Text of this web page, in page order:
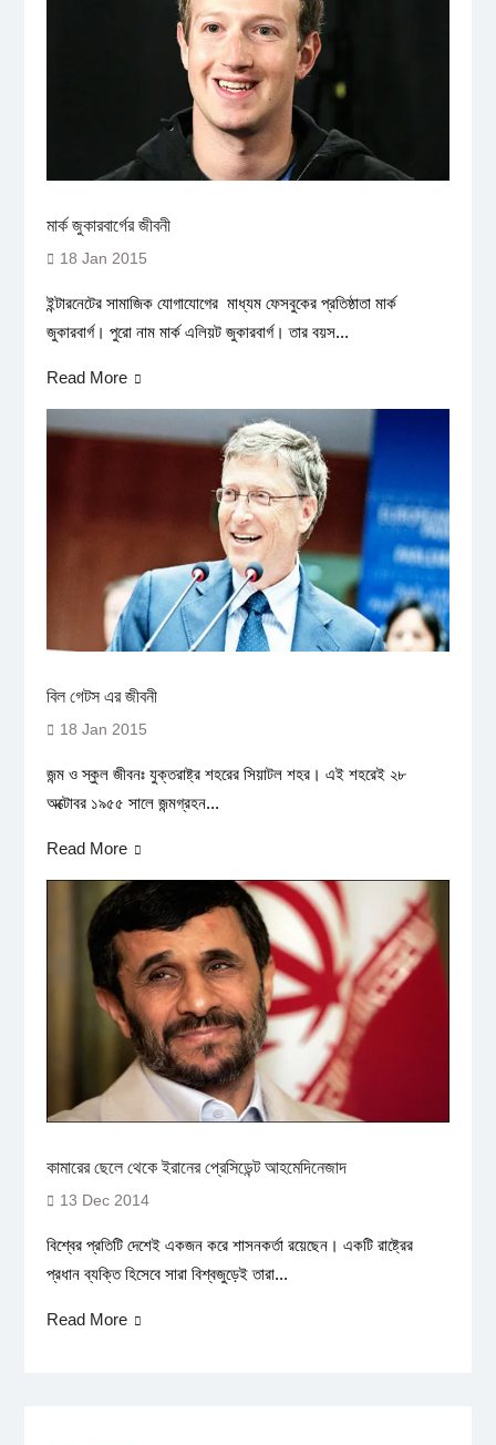
মার্ক জুকারবার্গের জীবনী
18 Jan 2015
ইন্টারনেটের সামাজিক যোগাযোগের মাধ্যম ফেসবুকের প্রতিষ্ঠাতা মার্ক
জুকারবার্গ। পুরো নাম মার্ক এলিয়ট জুকারবার্গ। তার বয়স...
Read More
বিল গেটস এর জীবনী
18 Jan 2015
জন্ম ও স্কুল জীবনঃ যুক্তরাষ্ট্র শহরের সিয়াটল শহর। এই শহরেই ২৮
অক্টোবর ১৯৫৫ সালে জন্মগ্রহন...
Read More
কামারের ছেলে থেকে ইরানের প্রেসিডেন্ট আহমেদিনেজাদ
13 Dec 2014
বিশ্বের প্রতিটি দেশেই একজন করে শাসনকর্তা রয়েছেন। একটি রাষ্ট্রের
প্রধান ব্যক্তি হিসেবে সারা বিশ্বজুড়েই তারা...
Read More